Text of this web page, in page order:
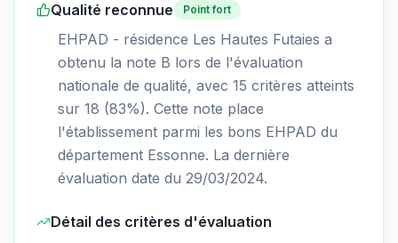
Qualité reconnue Point fort
EHPAD - résidence Les Hautes Futaies a
obtenu la note B lors de l'évaluation
nationale de qualité, avec 15 critères atteints
sur 18 (83%). Cette note place
l'établissement parmi les bons EHPAD du
département Essonne. La dernière
évaluation date du 29/03/2024.
Détail des critères d'évaluation